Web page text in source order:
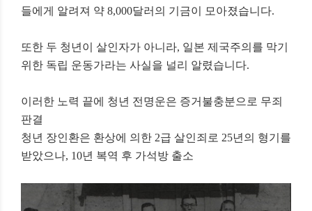
들에게 알려져 약 8,000달러의 기금이 모아졌습니다.
또한 두 청년이 살인자가 아니라, 일본 제국주의를 막기
위한 독립 운동가라는 사실을 널리 알렸습니다.
이러한 노력 끝에 청년 전명운은 증거불충분으로 무죄
판결
청년 장인환은 환상에 의한 2급 살인죄로 25년의 형기를
받았으나, 10년 복역 후 가석방 출소